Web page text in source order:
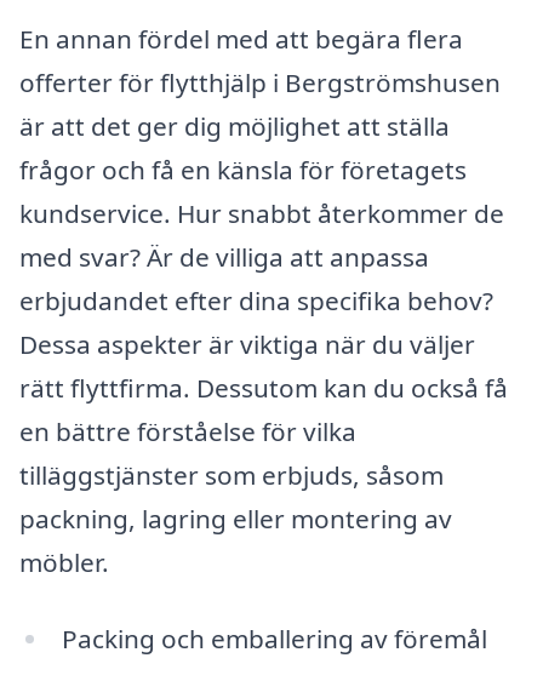
En annan fördel med att begära flera
offerter för flytthjälp i Bergströmshusen
är att det ger dig möjlighet att ställa
frågor och få en känsla för företagets
kundservice. Hur snabbt återkommer de
med svar? Är de villiga att anpassa
erbjudandet efter dina specifika behov?
Dessa aspekter är viktiga när du väljer
rätt flyttfirma. Dessutom kan du också få
en bättre förståelse för vilka
tilläggstjänster som erbjuds, såsom
packning, lagring eller montering av
möbler.
Packing och emballering av föremål